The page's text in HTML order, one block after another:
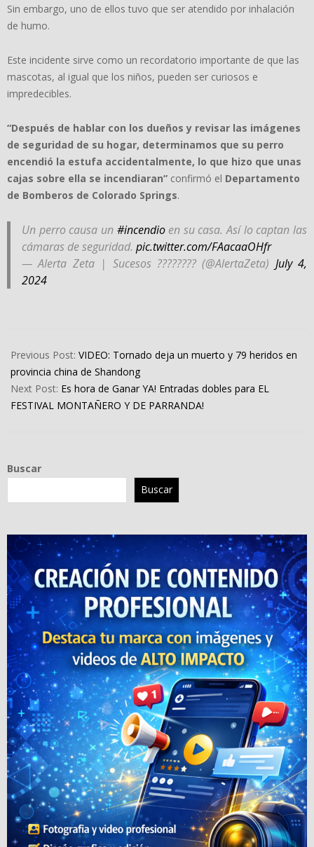
Sin embargo, uno de ellos tuvo que ser atendido por inhalación
de humo.
Este incidente sirve como un recordatorio importante de que las
mascotas, al igual que los niños, pueden ser curiosos e
impredecibles.
“Después de hablar con los dueños y revisar las imágenes
de seguridad de su hogar, determinamos que su perro
encendió la estufa accidentalmente, lo que hizo que unas
cajas sobre ella se incendiaran” confirmó el Departamento
de Bomberos de Colorado Springs.
Un perro causa un #incendioen su casa. Así lo captan las
cámaras de seguridad. pic.twitter.com/FAacaaOHfr
— Alerta Zeta | Sucesos ???????? (@AlertaZeta) July 4,
2024
07-
05
Previous Post: VIDEO: Tornado deja un muerto y 79 heridos en
provincia china de Shandong
Next Post: Es hora de Ganar YA! Entradas dobles para EL
FESTIVAL MONTAÑERO Y DE PARRANDA!
Buscar
Buscar